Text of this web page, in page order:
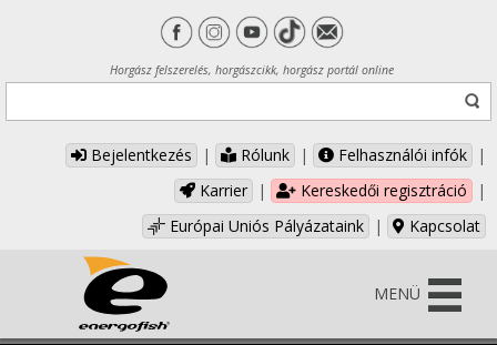
Horgász felszerelés, horgászcikk, horgász portál online
Bejelentkezés | Rólunk | Felhasználói infók
|
Karrier
| Kereskedői regisztráció
|
Európai Uniós Pályázataink
| Kapcsolat
MENÜ